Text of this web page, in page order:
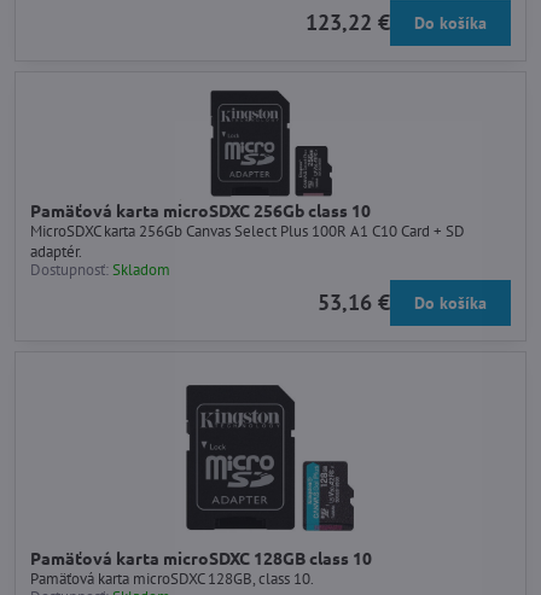
123,22 € Do košíka
Pamäťová karta microSDXC 256Gb class 10
MicroSDXC karta 256Gb Canvas Select Plus 100R A1 C10 Card + SD
adaptér.
Dostupnosť:Skladom
53,16 € Do košíka
Pamäťová karta microSDXC 128GB class 10
Pamäťová karta microSDXC 128GB, class 10.